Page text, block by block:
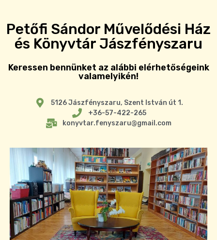
Petőfi Sándor Művelődési Ház
és Könyvtár Jászfényszaru
Keressen bennünket az alábbi elérhetőségeink
valamelyikén!
5126 Jászfényszaru, Szent István út 1.
+36-57-422-265
konyvtar.fenyszaru@gmail.com